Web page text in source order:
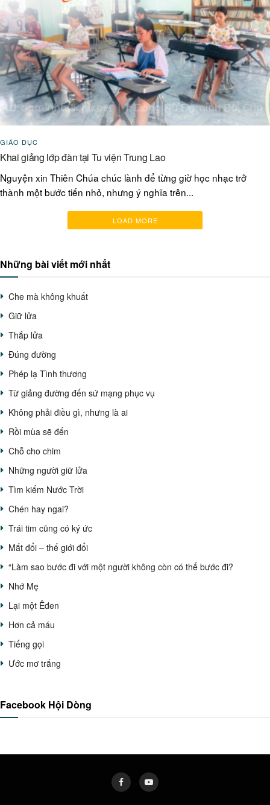
GIÁO DỤC
Khai giảng lớp đàn tại Tu viện Trung Lao
Nguyện xin Thiên Chúa chúc lành để từng giờ học nhạc trở
thành một bước tiến nhỏ, nhưng ý nghĩa trên...
LOAD MORE
Những bài viết mới nhất
Che mà không khuất
Giữ lửa
Thắp lửa
Đúng đường
Phép lạ Tình thương
Từ giảng đường đến sứ mạng phục vụ
Không phải điều gì, nhưng là ai
Rồi mùa sẽ đến
Chỗ cho chim
Những người giữ lửa
Tìm kiếm Nước Trời
Chén hay ngai?
Trái tim cũng có ký ức
Mắt đổi – thế giới đổi
“Làm sao bước đi với một người không còn có thể bước đi?
Nhớ Mẹ
Lại một Êđen
Hơn cả máu
Tiếng gọi
Ước mơ trắng
Facebook Hội Dòng